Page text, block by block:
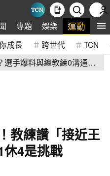
專題 娛樂 運動 全
成長 跨世代 TCN
選手爆料與總教練0溝通
教練讚「接近王
4是挑戰